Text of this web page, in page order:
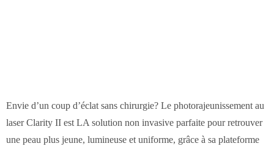
Envie d’un coup d’éclat sans chirurgie? Le photorajeunissement au
laser Clarity II est LA solution non invasive parfaite pour retrouver
une peau plus jeune, lumineuse et uniforme, grâce à sa plateforme